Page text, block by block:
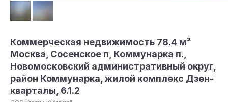
Коммерческая недвижимость 78.4 м²
Москва, Сосенское п, Коммунарка п.,
Новомосковский административный округ,
район Коммунарка, жилой комплекс Дзен-
кварталы, 6.1.2